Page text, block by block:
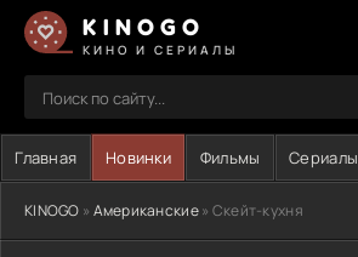
KINOGO
КИНО И СЕРИАЛЫ
Главная Новинки Фильмы Сериалы
KINOGO » Американские» Скейт-кухня